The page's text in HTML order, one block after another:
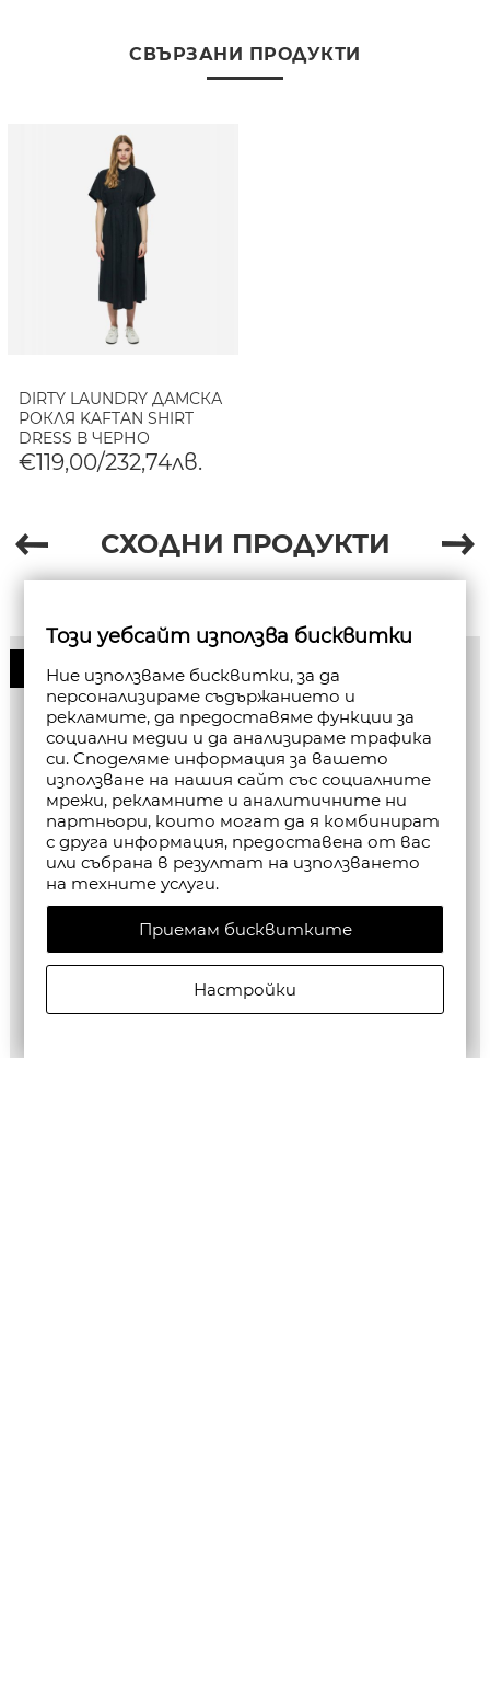
СВЪРЗАНИ ПРОДУКТИ
DIRTY LAUNDRY ДАМСКА
РОКЛЯ KAFTAN SHIRT
DRESS В ЧЕРНО
€119,00/232,74лв.
СХОДНИ ПРОДУКТИ
50%
Този уебсайт използва бисквитки
Ние използваме бисквитки, за да
персонализираме съдържанието и
рекламите, да предоставяме функции за
социални медии и да анализираме трафика
си. Споделяме информация за вашето
използване на нашия сайт със социалните
мрежи, рекламните и аналитичните ни
партньори, които могат да я комбинират
с друга информация, предоставена от вас
или събрана в резултат на използването
на техните услуги.
Приемам бисквитките
Настройки